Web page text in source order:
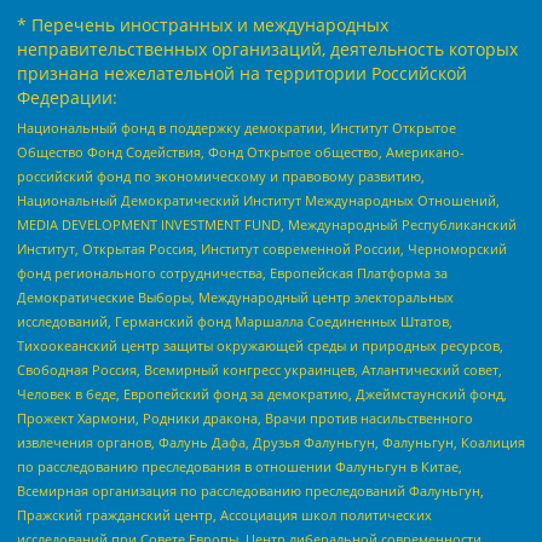
* Перечень иностранных и международных
неправительственных организаций, деятельность которых
признана нежелательной на территории Российской
Федерации:
Национальный фонд в поддержку демократии, Институт Открытое
Общество Фонд Содействия, Фонд Открытое общество, Американо-
российский фонд по экономическому и правовому развитию,
Национальный Демократический Институт Международных Отношений,
MEDIA DEVELOPMENT INVESTMENT FUND, Международный Республиканский
Институт, Открытая Россия, Институт современной России, Черноморский
фонд регионального сотрудничества, Европейская Платформа за
Демократические Выборы, Международный центр электоральных
исследований, Германский фонд Маршалла Соединенных Штатов,
Тихоокеанский центр защиты окружающей среды и природных ресурсов,
Свободная Россия, Всемирный конгресс украинцев, Атлантический совет,
Человек в беде, Европейский фонд за демократию, Джеймстаунский фонд,
Прожект Хармони, Родники дракона, Врачи против насильственного
извлечения органов, Фалунь Дафа, Друзья Фалуньгун, Фалуньгун, Коалиция
по расследованию преследования в отношении Фалуньгун в Китае,
Всемирная организация по расследованию преследований Фалуньгун,
Пражский гражданский центр, Ассоциация школ политических